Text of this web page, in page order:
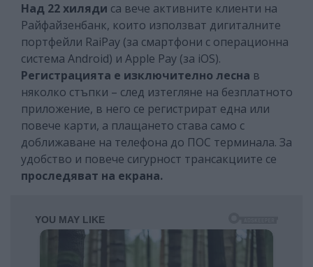
Над 22 хиляди са вече активните клиенти на
Райфайзенбанк, които използват дигиталните
портфейли RaiPay (за смартфони с операционна
система Android) и Apple Pay (за iOS).
Регистрацията е изключително лесна в
няколко стъпки – след изтегляне на безплатното
приложение, в него се регистрират една или
повече карти, а плащането става само с
доближаване на телефона до ПОС терминала. За
удобство и повече сигурност трансакциите се
проследяват на екрана.